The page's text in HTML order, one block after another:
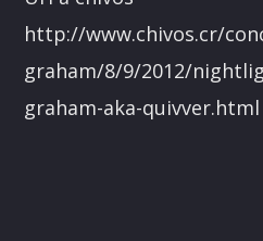
http://www.chivos.cr/
graham/8/9/2012/
graham-aka-quivver.html